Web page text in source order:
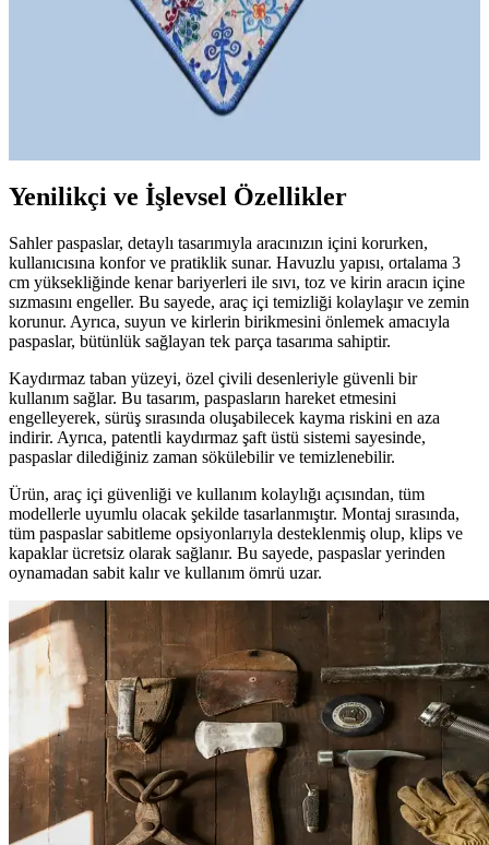
Chilai Home 2'li Banyo Halısı ve Paspas Takımı
Modern Tasarım ve Güvenlik Özellikleriyle
Modern tasarımıyla dikkat çeken bu 2'li banyo halısı ve paspas
takımı, kaymaz taban, dayanıklı polyester malzeme ve kolay
Yenilikçi ve İşlevsel Özellikler
Sahler paspaslar, detaylı tasarımıyla aracınızın içini korurken,
kullanıcısına konfor ve pratiklik sunar. Havuzlu yapısı, ortalama 3
cm yüksekliğinde kenar bariyerleri ile sıvı, toz ve kirin aracın içine
sızmasını engeller. Bu sayede, araç içi temizliği kolaylaşır ve zemin
korunur. Ayrıca, suyun ve kirlerin birikmesini önlemek amacıyla
paspaslar, bütünlük sağlayan tek parça tasarıma sahiptir.
Kaydırmaz taban yüzeyi, özel çivili desenleriyle güvenli bir
kullanım sağlar. Bu tasarım, paspasların hareket etmesini
engelleyerek, sürüş sırasında oluşabilecek kayma riskini en aza
indirir. Ayrıca, patentli kaydırmaz şaft üstü sistemi sayesinde,
paspaslar dilediğiniz zaman sökülebilir ve temizlenebilir.
Ürün, araç içi güvenliği ve kullanım kolaylığı açısından, tüm
modellerle uyumlu olacak şekilde tasarlanmıştır. Montaj sırasında,
tüm paspaslar sabitleme opsiyonlarıyla desteklenmiş olup, klips ve
kapaklar ücretsiz olarak sağlanır. Bu sayede, paspaslar yerinden
oynamadan sabit kalır ve kullanım ömrü uzar.